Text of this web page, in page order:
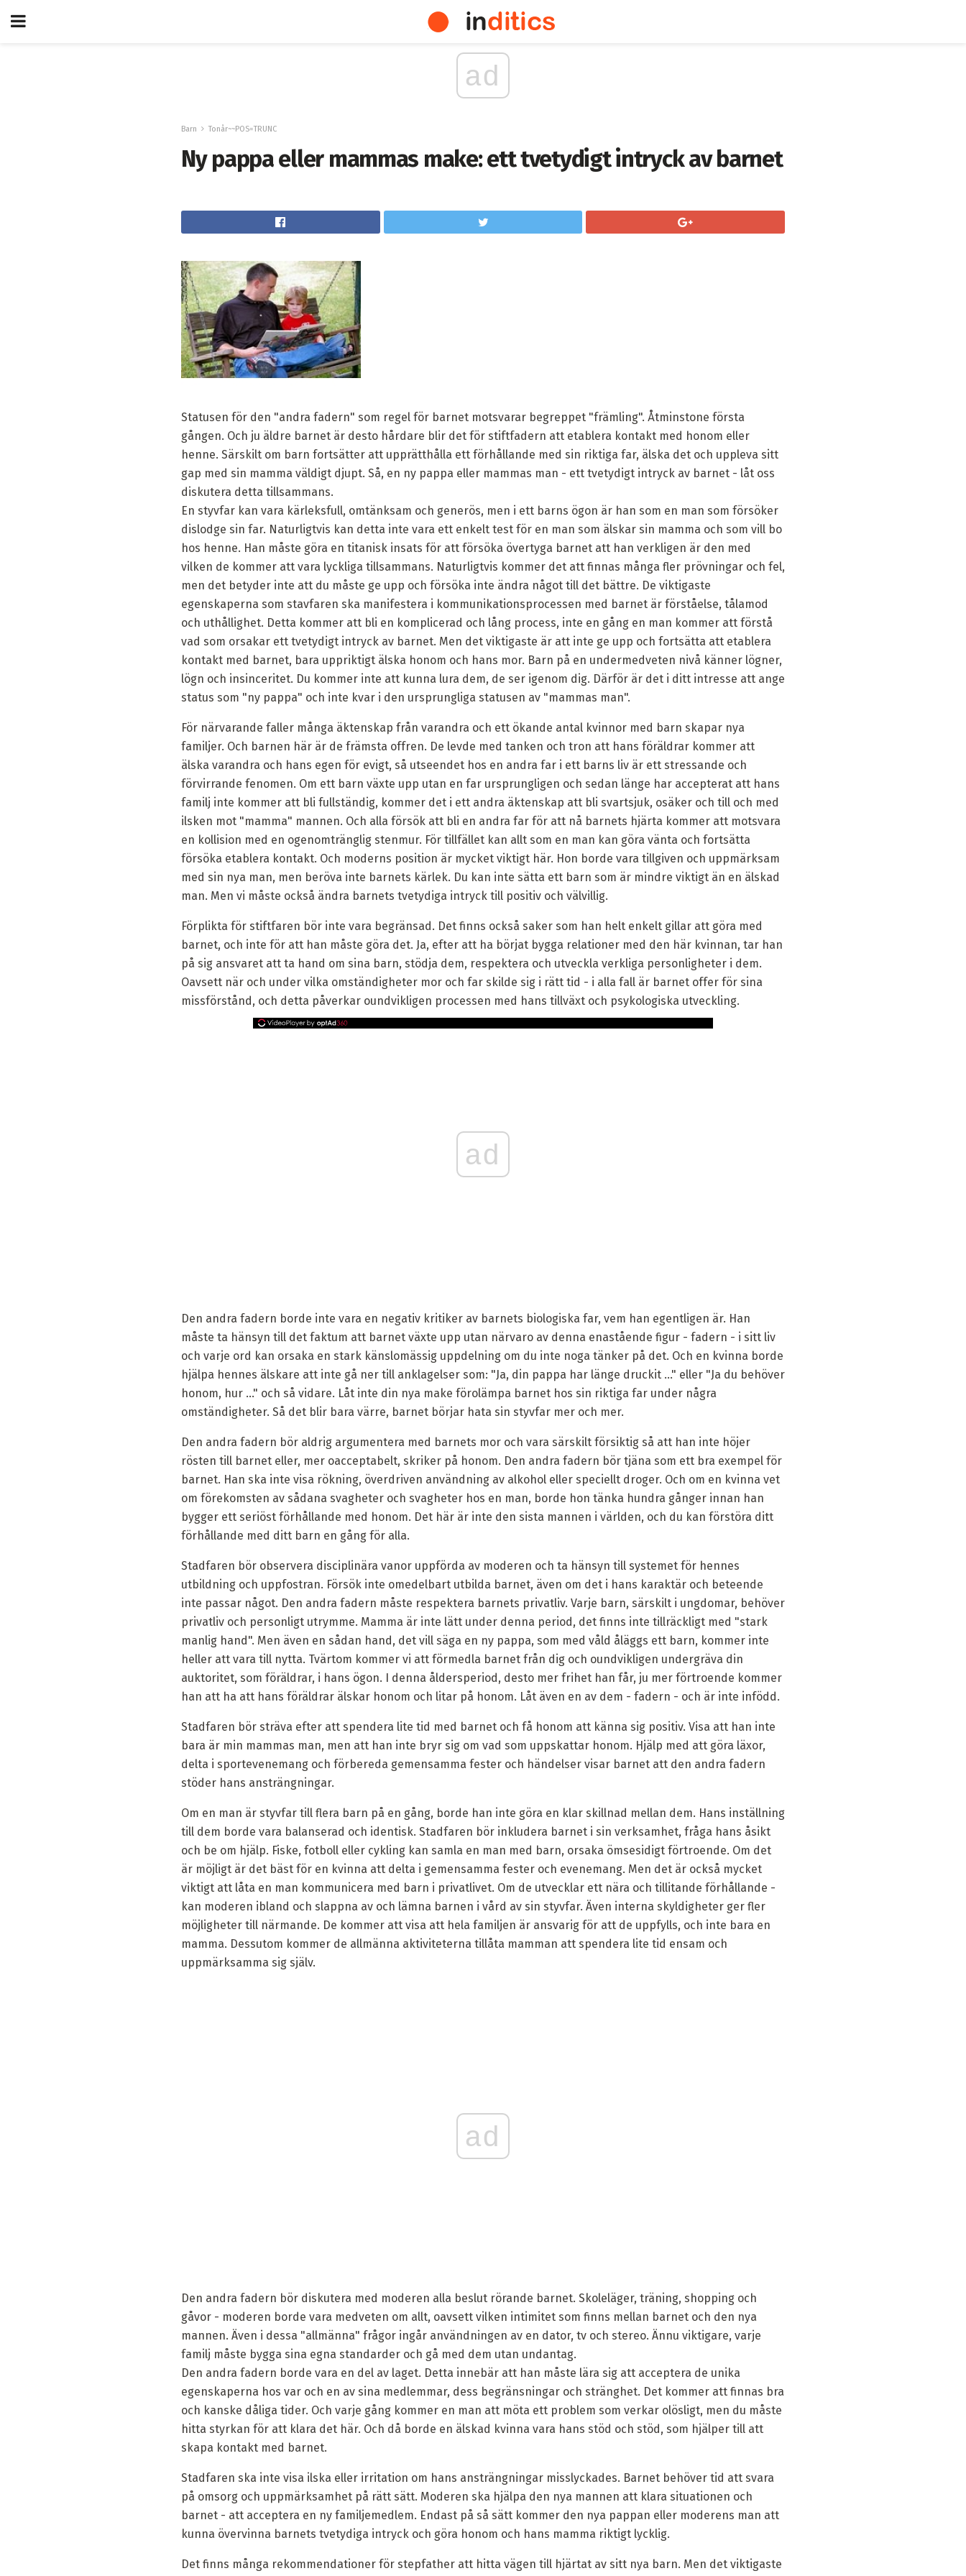
ad
Barn Tonår~~POS=TRUNC
Ny pappa eller mammas make: ett tvetydigt intryck av barnet
Statusen för den "andra fadern" som regel för barnet motsvarar begreppet "främling". Åtminstone första
gången. Och ju äldre barnet är desto hårdare blir det för stiftfadern att etablera kontakt med honom eller
henne. Särskilt om barn fortsätter att upprätthålla ett förhållande med sin riktiga far, älska det och uppleva sitt
gap med sin mamma väldigt djupt. Så, en ny pappa eller mammas man - ett tvetydigt intryck av barnet - låt oss
diskutera detta tillsammans.
En styvfar kan vara kärleksfull, omtänksam och generös, men i ett barns ögon är han som en man som försöker
dislodge sin far. Naturligtvis kan detta inte vara ett enkelt test för en man som älskar sin mamma och som vill bo
hos henne. Han måste göra en titanisk insats för att försöka övertyga barnet att han verkligen är den med
vilken de kommer att vara lyckliga tillsammans. Naturligtvis kommer det att finnas många fler prövningar och fel,
men det betyder inte att du måste ge upp och försöka inte ändra något till det bättre. De viktigaste
egenskaperna som stavfaren ska manifestera i kommunikationsprocessen med barnet är förståelse, tålamod
och uthållighet. Detta kommer att bli en komplicerad och lång process, inte en gång en man kommer att förstå
vad som orsakar ett tvetydigt intryck av barnet. Men det viktigaste är att inte ge upp och fortsätta att etablera
kontakt med barnet, bara uppriktigt älska honom och hans mor. Barn på en undermedveten nivå känner lögner,
lögn och insinceritet. Du kommer inte att kunna lura dem, de ser igenom dig. Därför är det i ditt intresse att ange
status som "ny pappa" och inte kvar i den ursprungliga statusen av "mammas man".
För närvarande faller många äktenskap från varandra och ett ökande antal kvinnor med barn skapar nya
familjer. Och barnen här är de främsta offren. De levde med tanken och tron ​​att hans föräldrar kommer att
älska varandra och hans egen för evigt, så utseendet hos en andra far i ett barns liv är ett stressande och
förvirrande fenomen. Om ett barn växte upp utan en far ursprungligen och sedan länge har accepterat att hans
familj inte kommer att bli fullständig, kommer det i ett andra äktenskap att bli svartsjuk, osäker och till och med
ilsken mot "mamma" mannen. Och alla försök att bli en andra far för att nå barnets hjärta kommer att motsvara
en kollision med en ogenomtränglig stenmur. För tillfället kan allt som en man kan göra vänta och fortsätta
försöka etablera kontakt. Och moderns position är mycket viktigt här. Hon borde vara tillgiven och uppmärksam
med sin nya man, men beröva inte barnets kärlek. Du kan inte sätta ett barn som är mindre viktigt än en älskad
man. Men vi måste också ändra barnets tvetydiga intryck till positiv och välvillig.
Förplikta för stiftfaren bör inte vara begränsad. Det finns också saker som han helt enkelt gillar att göra med
barnet, och inte för att han måste göra det. Ja, efter att ha börjat bygga relationer med den här kvinnan, tar han
på sig ansvaret att ta hand om sina barn, stödja dem, respektera och utveckla verkliga personligheter i dem.
Oavsett när och under vilka omständigheter mor och far skilde sig i rätt tid - i alla fall är barnet offer för sina
missförstånd, och detta påverkar oundvikligen processen med hans tillväxt och psykologiska utveckling.
ad
Den andra fadern borde inte vara en negativ kritiker av barnets biologiska far, vem han egentligen är. Han
måste ta hänsyn till det faktum att barnet växte upp utan närvaro av denna enastående figur - fadern - i sitt liv
och varje ord kan orsaka en stark känslomässig uppdelning om du inte noga tänker på det. Och en kvinna borde
hjälpa hennes älskare att inte gå ner till anklagelser som: "Ja, din pappa har länge druckit ..." eller "Ja du behöver
honom, hur ..." och så vidare. Låt inte din nya make förolämpa barnet hos sin riktiga far under några
omständigheter. Så det blir bara värre, barnet börjar hata sin styvfar mer och mer.
Den andra fadern bör aldrig argumentera med barnets mor och vara särskilt försiktig så att han inte höjer
rösten till barnet eller, mer oacceptabelt, skriker på honom. Den andra fadern bör tjäna som ett bra exempel för
barnet. Han ska inte visa rökning, överdriven användning av alkohol eller speciellt droger. Och om en kvinna vet
om förekomsten av sådana svagheter och svagheter hos en man, borde hon tänka hundra gånger innan han
bygger ett seriöst förhållande med honom. Det här är inte den sista mannen i världen, och du kan förstöra ditt
förhållande med ditt barn en gång för alla.
Stadfaren bör observera disciplinära vanor uppförda av moderen och ta hänsyn till systemet för hennes
utbildning och uppfostran. Försök inte omedelbart utbilda barnet, även om det i hans karaktär och beteende
inte passar något. Den andra fadern måste respektera barnets privatliv. Varje barn, särskilt i ungdomar, behöver
privatliv och personligt utrymme. Mamma är inte lätt under denna period, det finns inte tillräckligt med "stark
manlig hand". Men även en sådan hand, det vill säga en ny pappa, som med våld åläggs ett barn, kommer inte
heller att vara till nytta. Tvärtom kommer vi att förmedla barnet från dig och oundvikligen undergräva din
auktoritet, som föräldrar, i hans ögon. I denna åldersperiod, desto mer frihet han får, ju mer förtroende kommer
han att ha att hans föräldrar älskar honom och litar på honom. Låt även en av dem - fadern - och är inte infödd.
Stadfaren bör sträva efter att spendera lite tid med barnet och få honom att känna sig positiv. Visa att han inte
bara är min mammas man, men att han inte bryr sig om vad som uppskattar honom. Hjälp med att göra läxor,
delta i sportevenemang och förbereda gemensamma fester och händelser visar barnet att den andra fadern
stöder hans ansträngningar.
Om en man är styvfar till flera barn på en gång, borde han inte göra en klar skillnad mellan dem. Hans inställning
till dem borde vara balanserad och identisk. Stadfaren bör inkludera barnet i sin verksamhet, fråga hans åsikt
och be om hjälp. Fiske, fotboll eller cykling kan samla en man med barn, orsaka ömsesidigt förtroende. Om det
är möjligt är det bäst för en kvinna att delta i gemensamma fester och evenemang. Men det är också mycket
viktigt att låta en man kommunicera med barn i privatlivet. Om de utvecklar ett nära och tillitande förhållande -
kan moderen ibland och slappna av och lämna barnen i vård av sin styvfar. Även interna skyldigheter ger fler
möjligheter till närmande. De kommer att visa att hela familjen är ansvarig för att de uppfylls, och inte bara en
mamma. Dessutom kommer de allmänna aktiviteterna tillåta mamman att spendera lite tid ensam och
uppmärksamma sig själv.
ad
Den andra fadern bör diskutera med moderen alla beslut rörande barnet. Skoleläger, träning, shopping och
gåvor - moderen borde vara medveten om allt, oavsett vilken intimitet som finns mellan barnet och den nya
mannen. Även i dessa "allmänna" frågor ingår användningen av en dator, tv och stereo. Ännu viktigare, varje
familj måste bygga sina egna standarder och gå med dem utan undantag.
Den andra fadern borde vara en del av laget. Detta innebär att han måste lära sig att acceptera de unika
egenskaperna hos var och en av sina medlemmar, dess begränsningar och stränghet. Det kommer att finnas bra
och kanske dåliga tider. Och varje gång kommer en man att möta ett problem som verkar olösligt, men du måste
hitta styrkan för att klara det här. Och då borde en älskad kvinna vara hans stöd och stöd, som hjälper till att
skapa kontakt med barnet.
Stadfaren ska inte visa ilska eller irritation om hans ansträngningar misslyckades. Barnet behöver tid att svara
på omsorg och uppmärksamhet på rätt sätt. Moderen ska hjälpa den nya mannen att klara situationen och
barnet - att acceptera en ny familjemedlem. Endast på så sätt kommer den nya pappan eller moderens man att
kunna övervinna barnets tvetydiga intryck och göra honom och hans mamma riktigt lycklig.
Det finns många rekommendationer för stepfather att hitta vägen till hjärtat av sitt nya barn. Men det viktigaste